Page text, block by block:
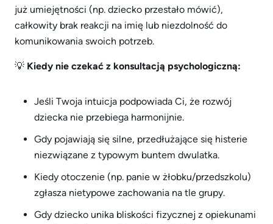
już umiejętności (np. dziecko przestało mówić),
całkowity brak reakcji na imię lub niezdolność do
komunikowania swoich potrzeb.
💡 Kiedy nie czekać z konsultacją psychologiczną:
Jeśli Twoja intuicja podpowiada Ci, że rozwój
dziecka nie przebiega harmonijnie.
Gdy pojawiają się silne, przedłużające się histerie
niezwiązane z typowym buntem dwulatka.
Kiedy otoczenie (np. panie w żłobku/przedszkolu)
zgłasza nietypowe zachowania na tle grupy.
Gdy dziecko unika bliskości fizycznej z opiekunami